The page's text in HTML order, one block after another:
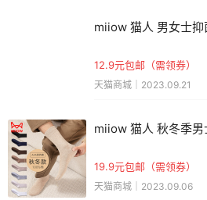
miiow 猫人 男女士
12.9元包邮（需领券）
天猫商城｜2023.09.21
miiow 猫人 秋冬季
19.9元包邮（需领券）
天猫商城｜2023.09.06